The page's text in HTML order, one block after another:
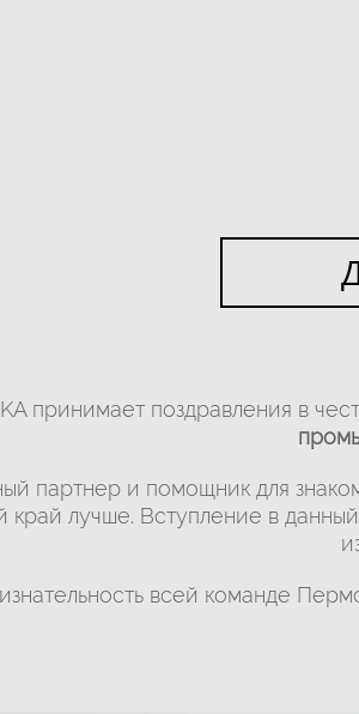
принимает поздравления в
партнер и помощник для
край лучше. Вступление в
всей команде